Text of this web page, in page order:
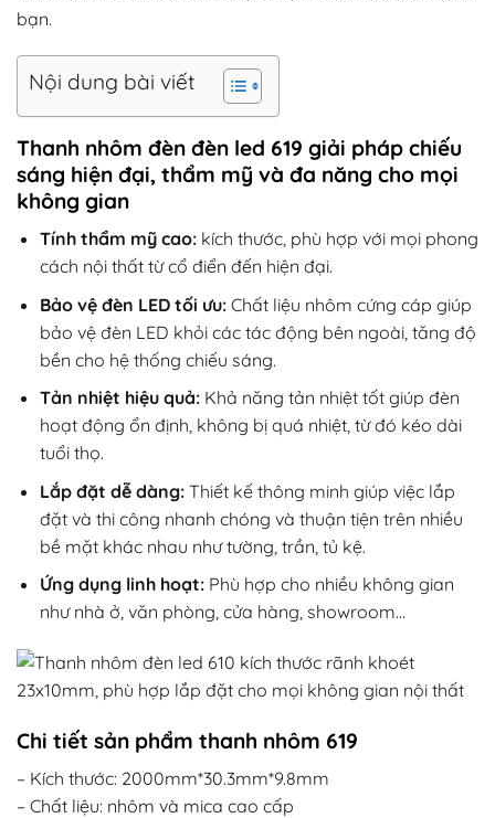
bạn.
Nội dung bài viết
Thanh nhôm đèn đèn led 619 giải pháp chiếu
sáng hiện đại, thẩm mỹ và đa năng cho mọi
không gian
Tính thẩm mỹ cao:kích thước, phù hợp với mọi phong
cách nội thất từ cổ điển đến hiện đại.
Bảo vệ đèn LED tối ưu:Chất liệu nhôm cứng cáp giúp
bảo vệ đèn LED khỏi các tác động bên ngoài, tăng độ
bền cho hệ thống chiếu sáng.
Tản nhiệt hiệu quả:Khả năng tản nhiệt tốt giúp đèn
hoạt động ổn định, không bị quá nhiệt, từ đó kéo dài
tuổi thọ.
Lắp đặt dễ dàng:Thiết kế thông minh giúp việc lắp
đặt và thi công nhanh chóng và thuận tiện trên nhiều
bề mặt khác nhau như tường, trần, tủ kệ.
Ứng dụng linh hoạt:Phù hợp cho nhiều không gian
như nhà ở, văn phòng, cửa hàng, showroom…
Chi tiết sản phẩm thanh nhôm 619
– Kích thước: 2000mm*30.3mm*9.8mm
– Chất liệu: nhôm và mica cao cấp